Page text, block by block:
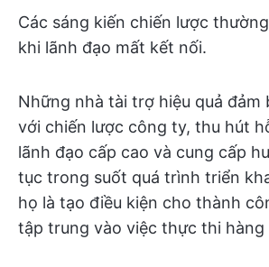
Các sáng kiến chiến lược
khi lãnh đạo mất kết nối.
Những nhà tài trợ hiệu quả đảm
với chiến lược công ty, thu hút
lãnh đạo cấp cao và cung cấp
tục trong suốt quá trình triển
họ là tạo điều kiện cho thành
tập trung vào việc thực thi hàng